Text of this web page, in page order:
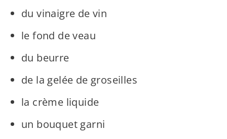
du vinaigre de vin
le fond de veau
du beurre
de la gelée de groseilles
la crème liquide
un bouquet garni